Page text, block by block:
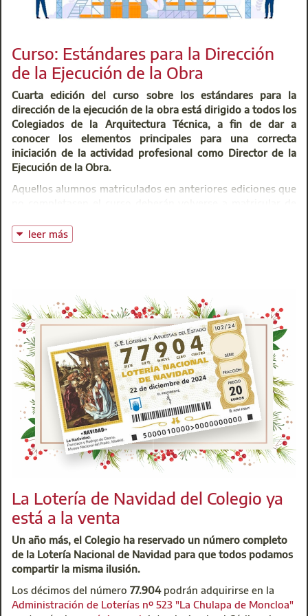
dentro pulsando sobre la opción del menú "Mis Datos".
Curso: Estándares para la Dirección
de la Ejecución de la Obra
Cuarta edición del curso sobre los estándares para la
dirección de la ejecución de la obra está dirigido a todos los
Colegiados de la Arquitectura Técnica, a fin de dar a
conocer los elementos principales para una correcta
iniciación de la actividad profesional como Director de la
Ejecución de la Obra.
Aquellos alumnos matriculados en anteriores ediciones que
Esta formación gratuita para colegiados, se desarrolla de
de junio de 2025.
Aunque el curso es breve y se puede realizar en menos de
una semana, aquellos alumnos que una vez matriculados
no terminaran la formación con la obtención del
correspondiente certificado, se podrán matricular en el
siguiente periodo de matriculaciones previsto, con el
inconveniente de que perderán el progreso realizado.
Programa
Para realizar tu inscripción gratuita, envía
un correo asecretariadireccion@aparejadoresmadrid.es
con tu nombre, apellidos, Nº de Colegiado, NIF y email de
Información:
Consejo General de la Arquitectura Técnica de
España
Inscripciones:
leer más
La Lotería de Navidad del Colegio ya
está a la venta
Un año más, el Colegio ha reservado un número completo
de la Lotería Nacional de Navidad para que todos podamos
compartir la misma ilusión.
Los décimos del número 77.904 podrán adquirirse en la
Administración de Loterías nº 523 "La Chulapa de Moncloa"